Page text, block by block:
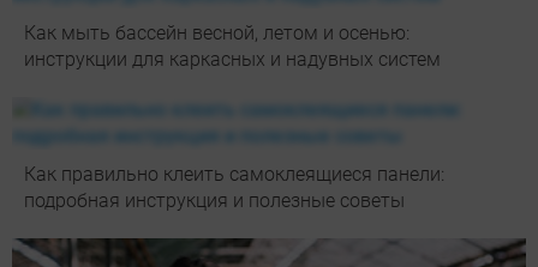
Как мыть бассейн весной, летом и осенью:
инструкции для каркасных и надувных систем
Как правильно клеить самоклеящиеся панели:
подробная инструкция и полезные советы